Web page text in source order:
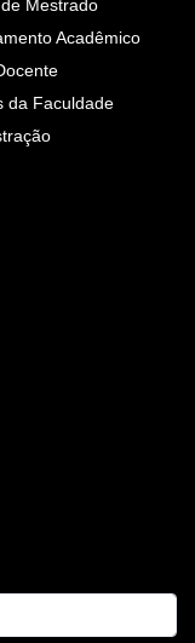
Mestrado
Acadêmico
da Faculdade